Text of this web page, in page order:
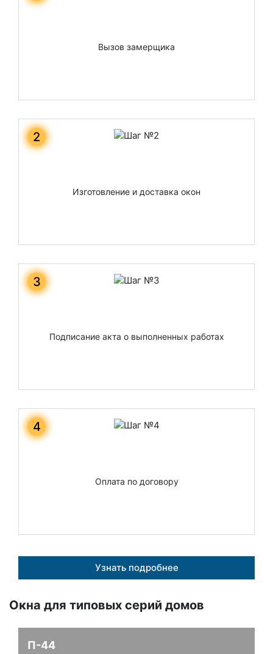
Вызов замерщика
Изготовление и доставка окон
2
Подписание акта о выполненных работах
3
Оплата по договору
4
Узнать подробнее
Окна для типовых серий домов
П-44